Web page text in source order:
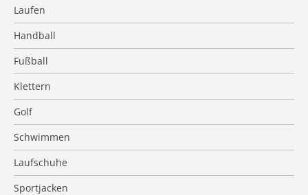
Laufen
Handball
Fußball
Klettern
Golf
Schwimmen
Laufschuhe
Sportjacken